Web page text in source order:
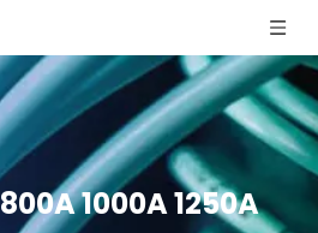
1000A 1250A